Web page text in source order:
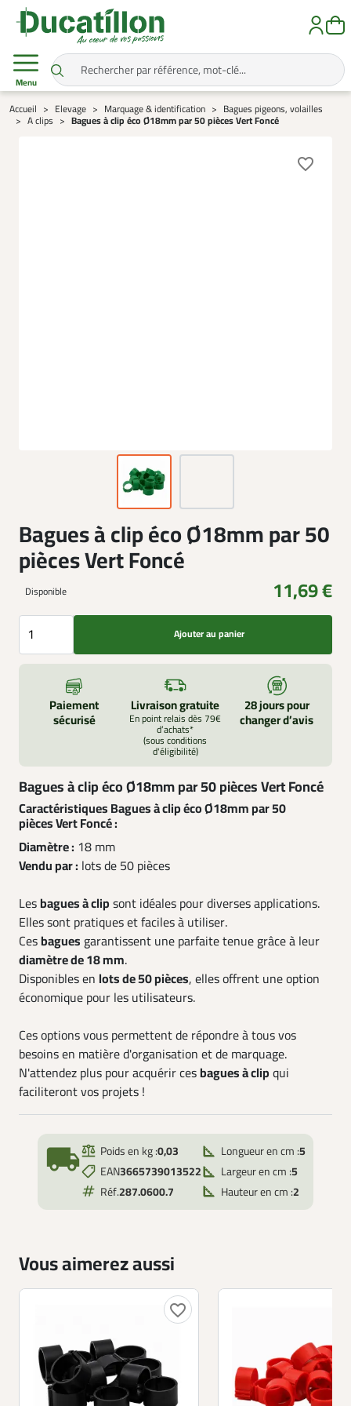
Menu
Accueil Elevage Marquage & identification
Bagues pigeons, volailles
A clips
Bagues à clip éco Ø18mm par 50 pièces Vert Foncé
favorite_border
Bagues à clip éco Ø18mm par 50
pièces Vert Foncé
Disponible 11,69 €
Ajouter au panier
Paiement
sécurisé
Livraison gratuite
En point relais dès 79€
d’achats*
(sous conditions
d'éligibilité)
28 jours pour
changer d’avis
Bagues à clip éco Ø18mm par 50 pièces Vert Foncé
Caractéristiques Bagues à clip éco Ø18mm par 50
pièces Vert Foncé :
Diamètre : 18 mm
Vendu par : lots de 50 pièces
Lesbagues à clip sont idéales pour diverses applications.
Elles sont pratiques et faciles à utiliser.
Cesbagues garantissent une parfaite tenue grâce à leur
diamètre de 18 mm.
Disponibles en lots de 50 pièces, elles offrent une option
économique pour les utilisateurs.
Ces options vous permettent de répondre à tous vos
besoins en matière d'organisation et de marquage.
N'attendez plus pour acquérir cesbagues à clip qui
faciliteront vos projets !
local_shipping Poids en kg :0,03
EAN3665739013522
Réf.287.0600.7
Longueur en cm :5
Largeur en cm :5
Hauteur en cm :2
Vous aimerez aussi
favorite_border